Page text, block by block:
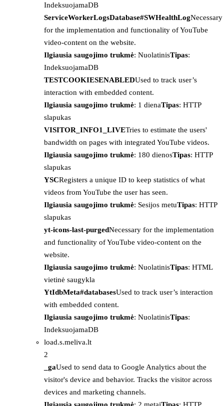
IndeksuojamaDB
ServiceWorkerLogsDatabase#SWHealthLogNecessary
for the implementation and functionality of YouTube
video-content on the website.
Ilgiausia saugojimo trukmė: NuolatinisTipas:
IndeksuojamaDB
TESTCOOKIESENABLEDUsed to track user’s
interaction with embedded content.
Ilgiausia saugojimo trukmė: 1 dienaTipas: HTTP
slapukas
VISITOR_INFO1_LIVETries to estimate the users'
bandwidth on pages with integrated YouTube videos.
Ilgiausia saugojimo trukmė: 180 dienosTipas: HTTP
slapukas
YSCRegisters a unique ID to keep statistics of what
videos from YouTube the user has seen.
Ilgiausia saugojimo trukmė: Sesijos metuTipas: HTTP
slapukas
yt-icons-last-purgedNecessary for the implementation
and functionality of YouTube video-content on the
website.
Ilgiausia saugojimo trukmė: NuolatinisTipas: HTML
vietinė saugykla
YtIdbMeta#databasesUsed to track user’s interaction
with embedded content.
Ilgiausia saugojimo trukmė: NuolatinisTipas:
IndeksuojamaDB
load.s.meliva.lt
2
_gaUsed to send data to Google Analytics about the
visitor's device and behavior. Tracks the visitor across
devices and marketing channels.
Ilgiausia saugojimo trukmė: 2 metaiTipas: HTTP